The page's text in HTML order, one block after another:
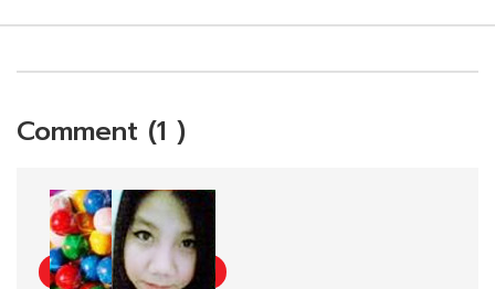
Comment (1 )